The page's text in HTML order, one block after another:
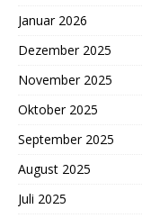
Januar 2026
Dezember 2025
November 2025
Oktober 2025
September 2025
August 2025
Juli 2025